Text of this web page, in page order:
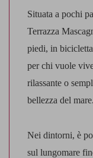
Situata a pochi
Terrazza
piedi, in
per chi vuole
rilassante o
bellezza del mare.
Nei dintorni, è
sul lungomare